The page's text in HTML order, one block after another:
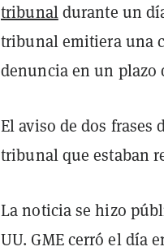
tribunaldurante un
tribunal emitiera una
denuncia en un plazo
El aviso de dos frases
tribunal que estaban
La noticia se hizo
UU. GME cerró el día